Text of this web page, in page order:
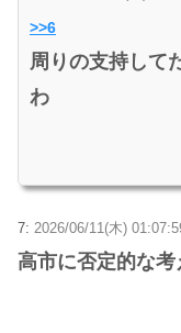
>>6
周りの支持して
わ
7: 2026/06/11(木)
高市に否定的な